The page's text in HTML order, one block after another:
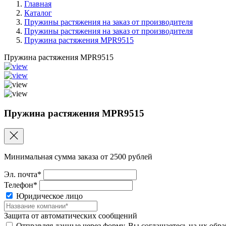
Главная
Каталог
Пружины растяжения на заказ от производителя
Пружины растяжения на заказ от производителя
Пружина растяжения MPR9515
Пружина растяжения MPR9515
Пружина растяжения MPR9515
Минимальная сумма заказа от 2500 рублей
Эл. почта*
Телефон*
Юридическое лицо
Защита от автоматических сообщений